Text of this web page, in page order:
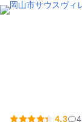
園・総合公
4.3